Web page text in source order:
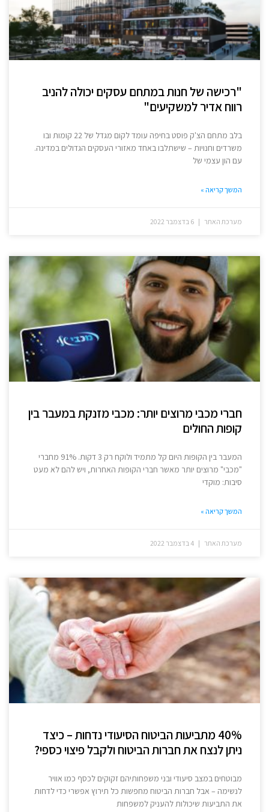
"רכישה של חנות במתחם עסקים יכולה להניב
רווח אדיר למשקיעים"
בלב מתחם הצ'ק פוסט בחיפה עומד לקום מגדל של 22 קומות ובו
משרדים וחנויות – שישתלבו באחד מאזורי העסקים הגדולים במדינה.
עם הון עצמי של
המשך קריאה »
מערכת האתר
חברי מכבי מרוצים יותר: מכבי מזנקת במעבר בין
קופות החולים
המעבר בין הקופות היום קל מתמיד ולוקח רק 3 דקות. 91% מחברי
"מכבי" מרוצים יותר מאשר חברי הקופות האחרות, ויש להם לא מעט
סיבות: מוקדי
המשך קריאה »
מערכת האתר
40% מתביעות הביטוח הסיעודי נדחות – כיצד
ניתן לנצח את חברות הביטוח ולקבל פיצוי כספי?
מבוטחים במצב סיעודי ובני משפחותיהם זקוקים לכסף כמו אוויר
לנשימה – אבל חברות הביטוח מחפשות כל תירוץ אפשרי כדי לדחות
את התביעות שיכולות להעניק למשפחות